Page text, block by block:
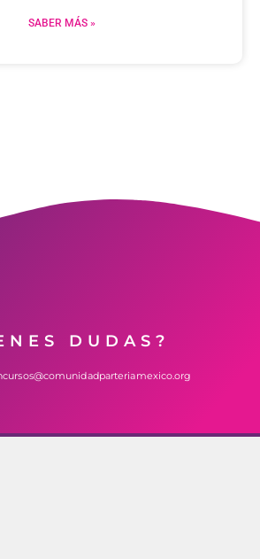
SABER MÁS »
DUDAS?